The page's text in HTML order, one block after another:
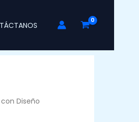
Diseño